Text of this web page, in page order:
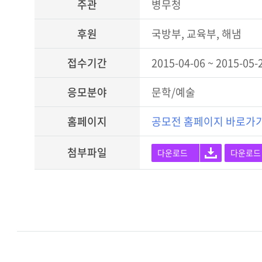
주관
병무청
후원
국방부, 교육부, 해냄
접수기간
2015-04-06 ~ 2015-05-
응모분야
문학/예술
홈페이지
공모전 홈페이지 바로가
첨부파일
다운로드 다운로드